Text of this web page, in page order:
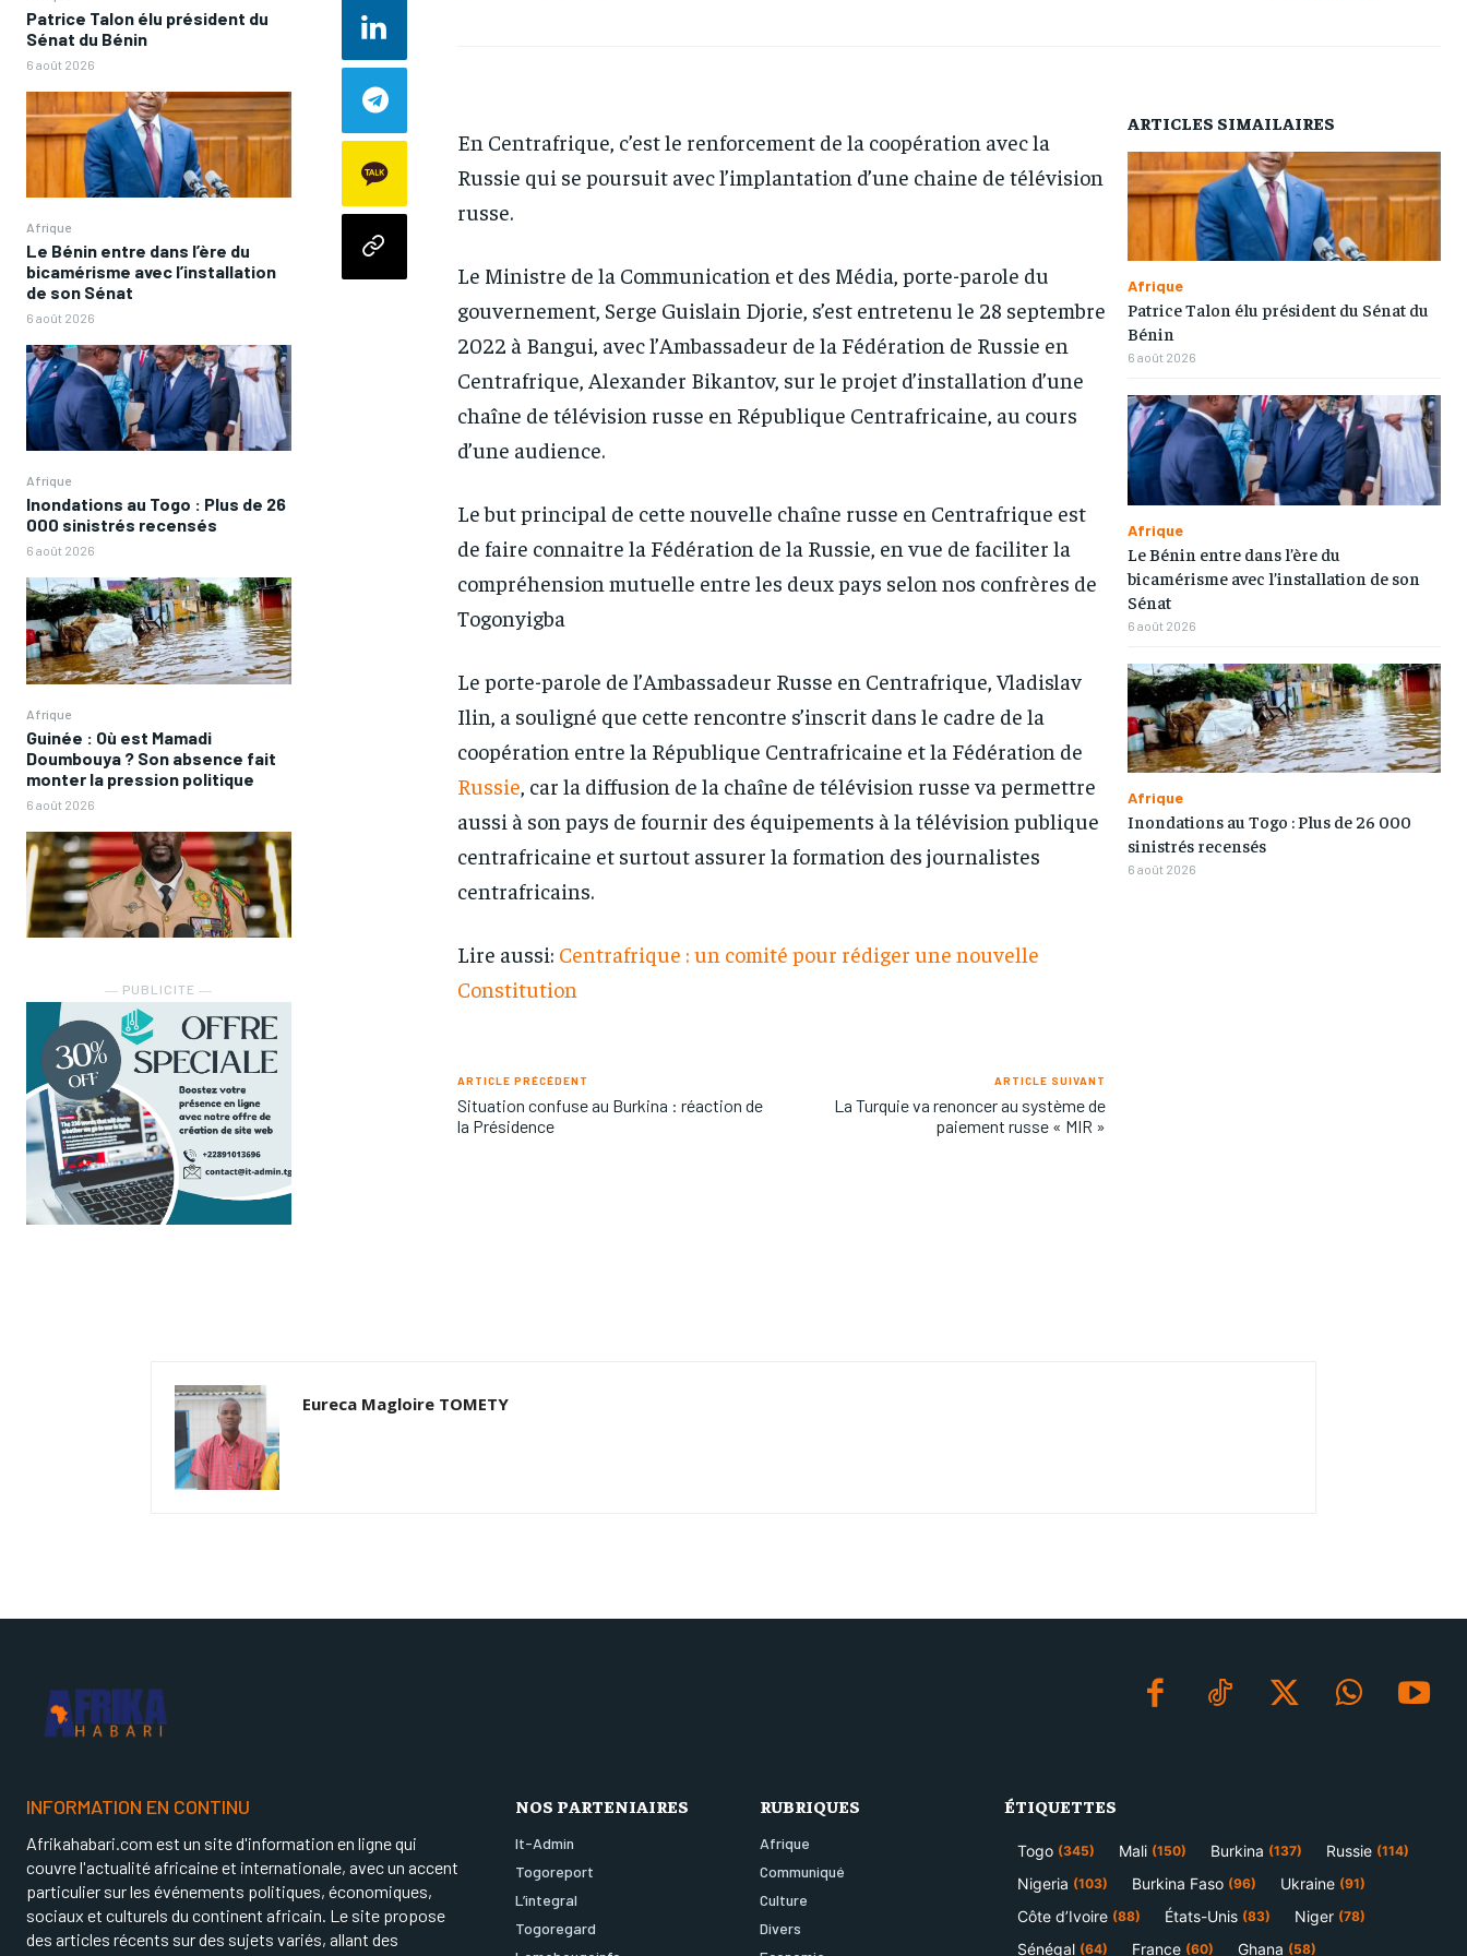
ECONOMIE
OPPORTUNITÉ
PARTENAIRES
TOGOREPORT
L’INTEGRAL
TOGOREGARD
LOMEBOUGEINFO
NOUVELLE D’AFRIQUE
LEDEFENSEURINFO
228FOOT
ACTU LOMÉ
RECOMMENDED
1-YEAR
1-MONTH
RECOMMENDED
1-YEAR
1-MONTH
ECONOMIE
OPPORTUNITÉ
PARTENAIRES
TOGOREPORT
L’INTEGRAL
TOGOREGARD
LOMEBOUGEINFO
NOUVELLE D’AFRIQUE
LEDEFENSEURINFO
228FOOT
ACTU LOMÉ
ECONOMIE
OPPORTUNITÉ
PARTENAIRES
TOGOREPORT
L’INTEGRAL
TOGOREGARD
LOMEBOUGEINFO
NOUVELLE D’AFRIQUE
LEDEFENSEURINFO
228FOOT
ACTU LOMÉ
ECONOMIE
OPPORTUNITÉ
PARTENAIRES
TOGOREPORT
L’INTEGRAL
TOGOREGARD
LOMEBOUGEINFO
NOUVELLE D’AFRIQUE
LEDEFENSEURINFO
228FOOT
ACTU LOMÉ
Patrice Talon élu président du
Sénat du Bénin
6 août 2026
Afrique
Le Bénin entre dans l’ère du
bicamérisme avec l’installation
de son Sénat
6 août 2026
Afrique
Inondations au Togo : Plus de 26
000 sinistrés recensés
6 août 2026
Afrique
Guinée : Où est Mamadi
Doumbouya ? Son absence fait
monter la pression politique
6 août 2026
― PUBLICITE ―
En Centrafrique, c’est le renforcement de la coopération avec la
Russie qui se poursuit avec l’implantation d’une chaine de télévision
russe.
Le Ministre de la Communication et des Média, porte-parole du
gouvernement, Serge Guislain Djorie, s’est entretenu le 28 septembre
2022 à Bangui, avec l’Ambassadeur de la Fédération de Russie en
Centrafrique, Alexander Bikantov, sur le projet d’installation d’une
chaîne de télévision russe en République Centrafricaine, au cours
d’une audience.
Le but principal de cette nouvelle chaîne russe en Centrafrique est
de faire connaitre la Fédération de la Russie, en vue de faciliter la
compréhension mutuelle entre les deux pays selon nos confrères de
Togonyigba
Le porte-parole de l’Ambassadeur Russe en Centrafrique, Vladislav
Ilin, a souligné que cette rencontre s’inscrit dans le cadre de la
coopération entre la République Centrafricaine et la Fédération de
Russie , car la diffusion de la chaîne de télévision russe va permettre
aussi à son pays de fournir des équipements à la télévision publique
centrafricaine et surtout assurer la formation des journalistes
centrafricains.
Lire aussi: Centrafrique : un comité pour rédiger une nouvelle
Constitution
ARTICLE PRÉCÉDENT
Situation confuse au Burkina : réaction de
la Présidence
ARTICLE SUIVANT
La Turquie va renoncer au système de
paiement russe « MIR »
ARTICLES SIMAILAIRES
Afrique
Patrice Talon élu président du Sénat du
Bénin
6 août 2026
Afrique
Le Bénin entre dans l’ère du
bicamérisme avec l’installation de son
Sénat
6 août 2026
Afrique
Inondations au Togo : Plus de 26 000
sinistrés recensés
6 août 2026
Eureca Magloire TOMETY
INFORMATION EN CONTINU
Afrikahabari.com est un site d'information en ligne qui
couvre l'actualité africaine et internationale, avec un accent
particulier sur les événements politiques, économiques,
sociaux et culturels du continent africain. Le site propose
des articles récents sur des sujets variés, allant des
NOS PARTENIAIRES
It-Admin
Togoreport
L’integral
Togoregard
RUBRIQUES
Afrique
Communiqué
Culture
Divers
ÉTIQUETTES
Togo (345) Mali (150) Burkina (137) Russie (114)
Nigeria (103) Burkina Faso (96) Ukraine (91)
Côte d’Ivoire (88) États-Unis (83) Niger (78)
Sénégal (64) France (60) Ghana (58)